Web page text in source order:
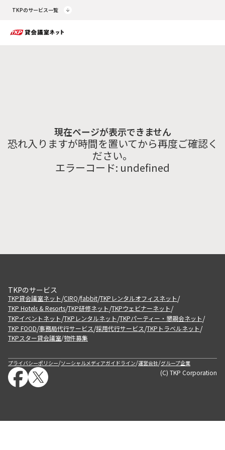
TKPのサービス一覧
現在ページが表示できません
恐れ入りますが時間を置いてから再度ご確認く
ださい。
エラーコード: undefined
TKPのサービス
TKP貸会議室ネット/CIRQ/fabbit/TKPレンタルオフィスネット/
TKP Hotels & Resorts/TKP研修ネット/TKPウェビナーネット/
TKPイベントネット/TKPレンタルネット/TKPパーティー・懇親会ネット/
TKP FOOD/事務局代行サービス/採用代行サービス/TKPトラベルネット/
TKPスター貸会議室/物件募集
プライバシーポリシー/ソーシャルメディアガイドライン/運営会社/グループ企業
(C) TKP Corporation